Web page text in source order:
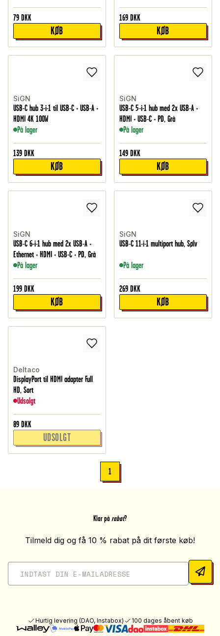
79 DKK
KØB
169 DKK
KØB
SiGN
USB-C hub 3-i-1 til USB-C + USB-A +
HDMI 4K 100W
På lager
139 DKK
KØB
SiGN
USB-C 5-i-1 hub med 2x USB-A +
HDMI + USB-C + PD, Grå
På lager
149 DKK
KØB
SiGN
USB-C 6-i-1 hub med 2x USB-A +
Ethernet + HDMI + USB-C + PD, Grå
På lager
199 DKK
KØB
SiGN
USB-C 11-i-1 multiport hub, Sølv
På lager
269 DKK
KØB
Deltaco
DisplayPort til HDMI adapter Full
HD, Sort
Udsolgt
89 DKK
UDSOLGT
1
Klar på rabat?
Tilmeld dig og få 10 % rabat på dit første køb!
Hurtig levering (DAO, Instabox) 100 dages åbent køb